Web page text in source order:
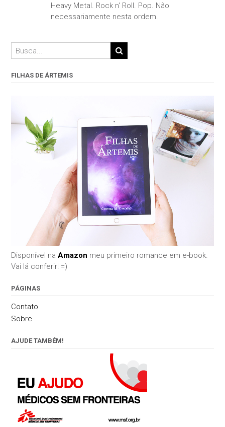
Heavy Metal. Rock n' Roll. Pop. Não
necessariamente nesta ordem.
FILHAS DE ÁRTEMIS
Disponível na Amazon meu primeiro romance em e-book.
Vai lá conferir! =)
PÁGINAS
Contato
Sobre
AJUDE TAMBÉM!